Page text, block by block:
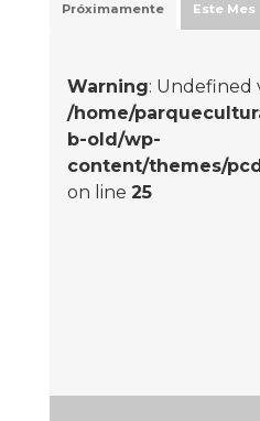
Próximamente Este Mes
Warning: Undefined
/home/
b-old/wp-
content/themes/
on line 25